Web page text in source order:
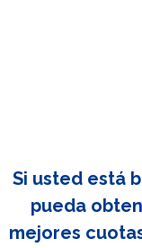
Si usted está
pueda
mejores